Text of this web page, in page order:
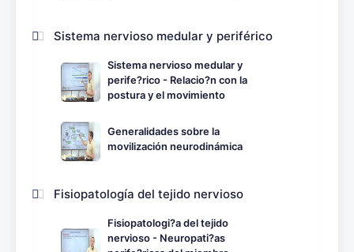
Sistema nervioso medular y periférico
Sistema nervioso medular y
perife?rico - Relacio?n con la
postura y el movimiento
Generalidades sobre la
movilización neurodinámica
Fisiopatología del tejido nervioso
Fisiopatologi?a del tejido
nervioso - Neuropati?as